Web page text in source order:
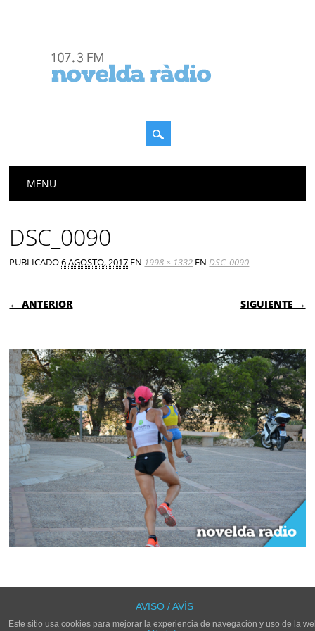
Menú principal
MENU
DSC_0090
PUBLICADO6 AGOSTO, 2017 EN 1998 × 1332 ENDSC_0090
← ANTERIOR SIGUIENTE →
LOS COMENTARIOS Y TRACKBACKS ESTÁN CERRADOS.
AVISO / AVÍS
Este sitio usa cookies para mejorar la experiencia de navegación y uso de la